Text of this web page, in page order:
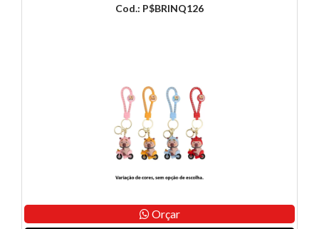
Cod.: P$BRINQ126
Orçar